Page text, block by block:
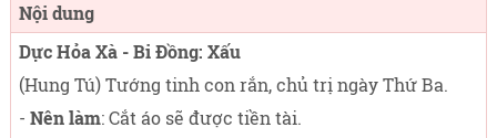
Nội dung
Dực Hỏa Xà - Bi Đồng: Xấu
(Hung Tú) Tướng tinh con rắn, chủ trị ngày Thứ Ba.
- Nên làm: Cắt áo sẽ được tiền tài.